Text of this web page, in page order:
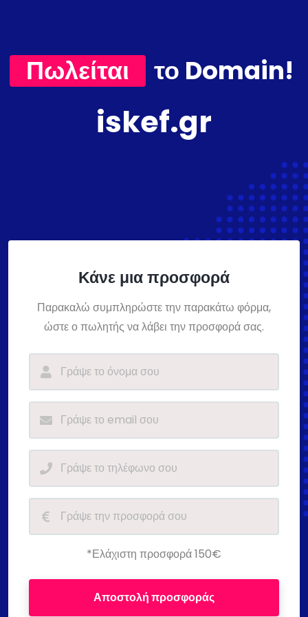
Πωλείται το Domain!
iskef.gr
Κάνε μια προσφορά
Παρακαλώ συμπληρώστε την παρακάτω φόρμα,
ώστε ο πωλητής να λάβει την προσφορά σας.
*Ελάχιστη προσφορά 150€
Αποστολή προσφοράς